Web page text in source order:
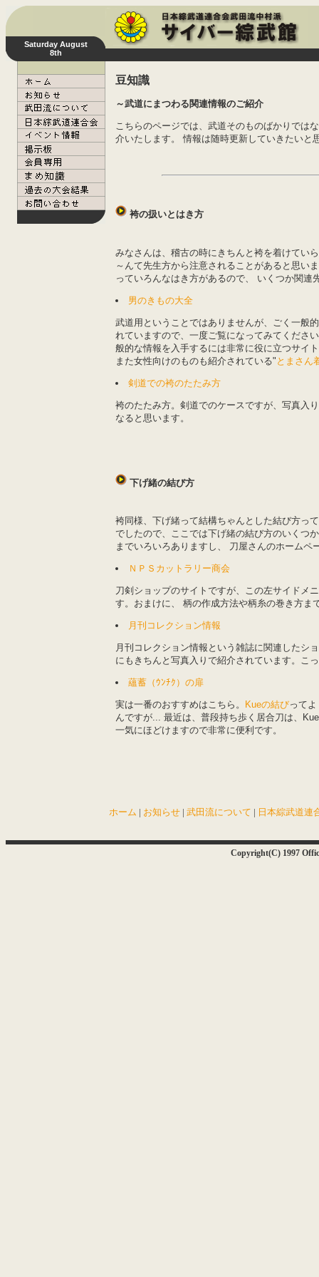
Saturday August
8th
豆知識
～武道にまつわる関連情報のご紹介
こちらのページでは、武道そのものばかりでは
介いたします。 情報は随時更新していきたいと
袴の扱いとはき方
みなさんは、稽古の時にきちんと袴を着けて
～んて先生方から注意されることがあると思い
っていろんなはき方があるので、 いくつか関
男のきもの大全
武道用ということではありませんが、ごく一般
れていますので、一度ご覧になってみてくださ
般的な情報を入手するには非常に役に立つサイ
また女性向けのものも紹介されている" とまさん
剣道での袴のたたみ方
袴のたたみ方。剣道でのケースですが、写真入
なると思います。
下げ緒の結び方
袴同様、下げ緒って結構ちゃんとした結び方っ
でしたので、ここでは下げ緒の結び方のいくつ
までいろいろありますし、 刀屋さんのホーム
ＮＰＳカットラリー商会
刀剣ショップのサイトですが、この左サイドメ
す。おまけに、 柄の作成方法や柄糸の巻き方
月刊コレクション情報
月刊コレクション情報という雑誌に関連したシ
にもきちんと写真入りで紹介されています。こ
蘊蓄（ｳﾝﾁｸ）の扉
実は一番のおすすめはこちら。 Kueの結びって
んですが... 最近は、普段持ち歩く居合刀は、
一気にほどけますので非常に便利です。
ホーム | お知らせ | 武田流について | 日本綜武道連
Copyright(C) 1997